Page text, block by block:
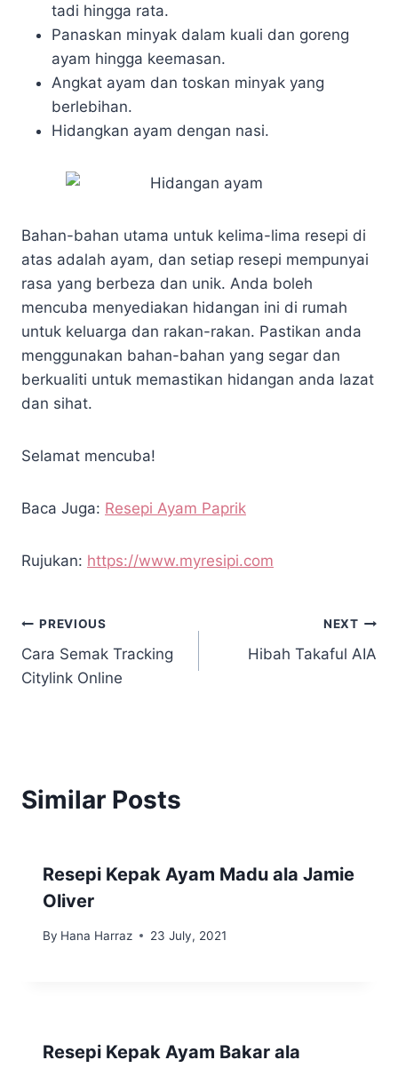
tadi hingga rata.
Panaskan minyak dalam kuali dan goreng
ayam hingga keemasan.
Angkat ayam dan toskan minyak yang
berlebihan.
Hidangkan ayam dengan nasi.
Bahan-bahan utama untuk kelima-lima resepi di
atas adalah ayam, dan setiap resepi mempunyai
rasa yang berbeza dan unik. Anda boleh
mencuba menyediakan hidangan ini di rumah
untuk keluarga dan rakan-rakan. Pastikan anda
menggunakan bahan-bahan yang segar dan
berkualiti untuk memastikan hidangan anda lazat
dan sihat.
Selamat mencuba!
Baca Juga: Resepi Ayam Paprik
Rujukan: https://www.myresipi.com
PREVIOUS
Cara Semak Tracking
Citylink Online
NEXT
Hibah Takaful AIA
Similar Posts
Resepi Kepak Ayam Madu ala Jamie
Oliver
By Hana Harraz 23 July, 2021
Resepi Kepak Ayam Bakar ala